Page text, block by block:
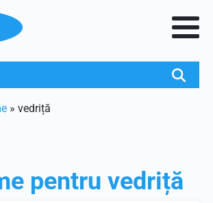
» vedriță
pentru vedriță